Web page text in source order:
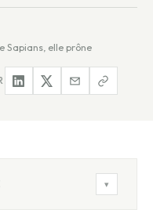
Sapians, elle prône
▾